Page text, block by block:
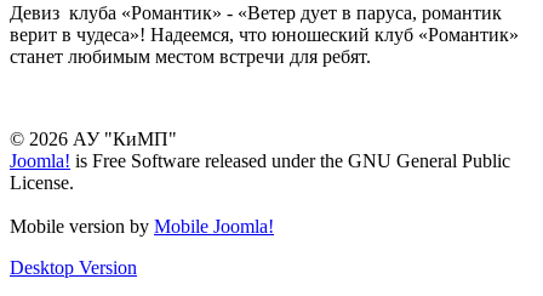
Девиз клуба «Романтик» - «Ветер дует в паруса, романтик
верит в чудеса»! Надеемся, что юношеский клуб «Романтик»
станет любимым местом встречи для ребят.
© 2026 АУ "КиМП"
Joomla! is Free Software released under the GNU General Public
License.
Mobile version by Mobile Joomla!
Desktop Version